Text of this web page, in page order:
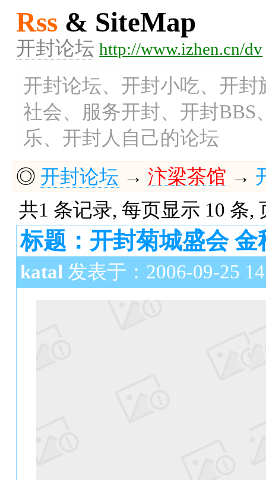
Rss & SiteMap
开封论坛 http://www.izhen.cn/dv
开封论坛、开封小吃、开
社会、服务开封、开封
乐、开封人自己的论坛
◎ 开封论坛 →汴梁茶馆 →
共1 条记录, 每页显示 10 条,
标题：开封菊城盛会 金
katal 发表于：2006-09-25